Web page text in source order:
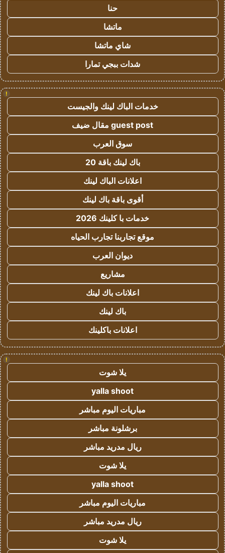
حنا
ماتشا
شاي ماتشا
شدات ببجي تمارا
!
خدمات الباك لينك والجيست
guest post مقال ضيف
سوق العرب
باك لينك باقة 20
اعلانات الباك لينك
أقوى باقة باك لينك
خدمات با كلينك 2026
موقع تجاربنا تجارب الحياه
ديوان العرب
مشاريع
اعلانات باك لينك
باك لينك
اعلانات باكلينك
!
يلا شوت
yalla shoot
مباريات اليوم مباشر
برشلونة مباشر
ريال مدريد مباشر
يلا شوت
yalla shoot
مباريات اليوم مباشر
ريال مدريد مباشر
يلا شوت